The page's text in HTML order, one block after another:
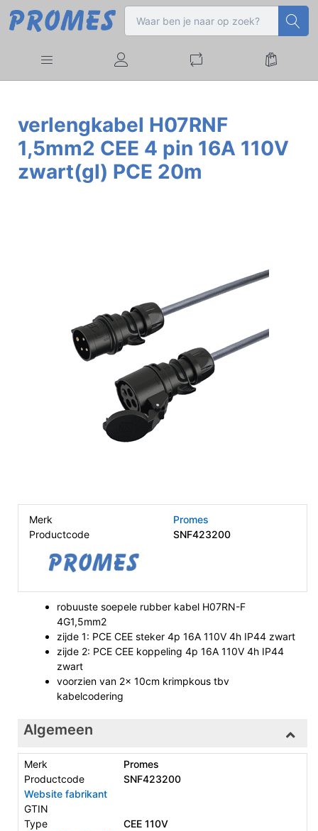
verlengkabel H07RNF
1,5mm2 CEE 4 pin 16A 110V
zwart(gl) PCE 20m
Merk
Promes
Productcode
SNF423200
robuuste soepele rubber kabel H07RN-F
4G1,5mm2
zijde 1: PCE CEE steker 4p 16A 110V 4h IP44 zwart
zijde 2: PCE CEE koppeling 4p 16A 110V 4h IP44
zwart
voorzien van 2x 10cm krimpkous tbv
kabelcodering
Algemeen
Merk
Promes
Productcode
SNF423200
Website fabrikant
GTIN
Type
CEE 110V